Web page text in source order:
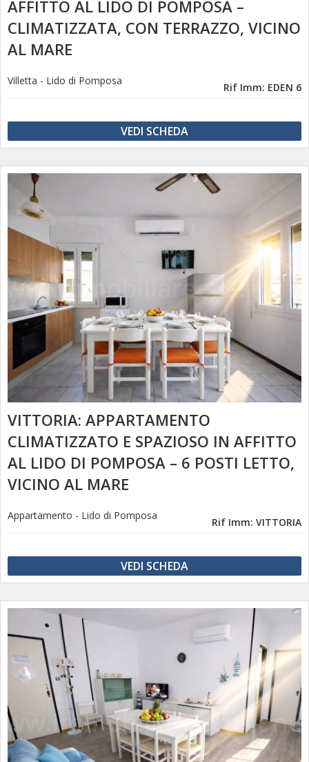
AFFITTO AL LIDO DI POMPOSA –
CLIMATIZZATA, CON TERRAZZO, VICINO
AL MARE
Villetta - Lido di Pomposa
Rif Imm: EDEN 6
VEDI SCHEDA
VITTORIA: APPARTAMENTO
CLIMATIZZATO E SPAZIOSO IN AFFITTO
AL LIDO DI POMPOSA – 6 POSTI LETTO,
VICINO AL MARE
Appartamento - Lido di Pomposa
Rif Imm: VITTORIA
VEDI SCHEDA